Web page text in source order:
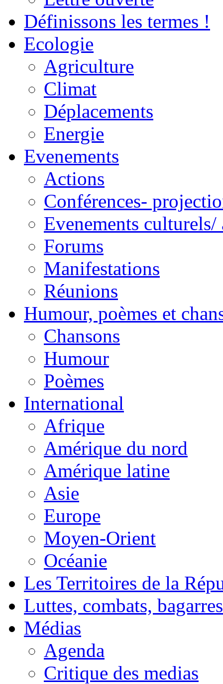
Définissons les termes !
Ecologie
Agriculture
Climat
Déplacements
Energie
Evenements
Actions
Conférences-
Evenements culturels/
Forums
Manifestations
Réunions
Humour, poèmes et
Chansons
Humour
Poèmes
International
Afrique
Amérique du nord
Amérique latine
Asie
Europe
Moyen-Orient
Océanie
Les Territoires de la
Luttes, combats, bagarres
Médias
Agenda
Critique des medias